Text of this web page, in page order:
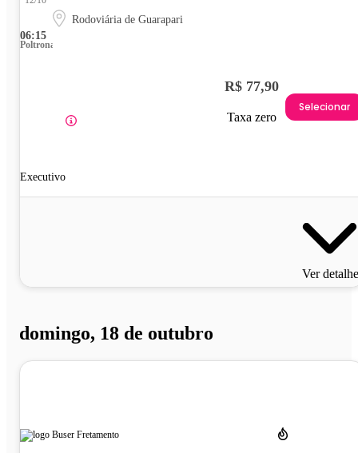
06:15
Rodoviária de Guarapari
Poltrona
Executivo
R$ 77,90
Taxa zero
Selecionar
Ver
domingo, 18 de outubro